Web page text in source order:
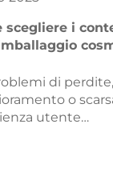
scegliere i
di perdite,
o
utente